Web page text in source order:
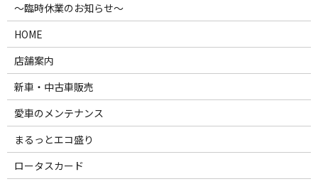
～臨時休業のお知らせ～
HOME
店舗案内
新車・中古車販売
愛車のメンテナンス
まるっとエコ盛り
ロータスカード